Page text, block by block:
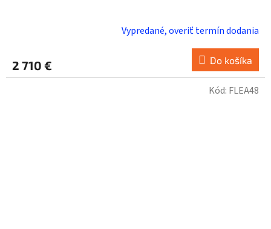
produktu
je
Vypredané, overiť termín dodania
2 710 € Do košíka
Kód: FLEA48